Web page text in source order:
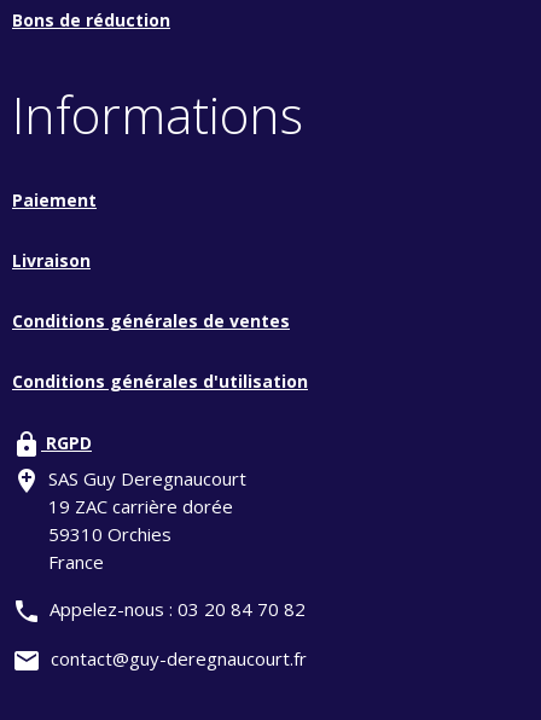
Bons de réduction
Informations
Paiement
Livraison
Conditions générales de ventes
Conditions générales d'utilisation
lock RGPD
add_location SAS Guy Deregnaucourt
19 ZAC carrière dorée
59310 Orchies
France
phone Appelez-nous : 03 20 84 70 82
mail contact@guy-deregnaucourt.fr